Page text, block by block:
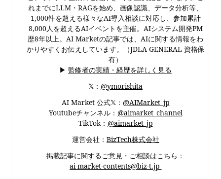
れまでにLLM・RAGを始め、画像認識、データ分析等、
1,000件を超える様々なAI導入相談に対応し、参加累計
8,000人を超えるAIイベントを主催。AIシステム開発PM
歴8年以上。AI Marketの記事では、AIに関する情報をわ
かりやすくお伝えしています。（JDLA GENERAL 資格保
有）
▶ 監修者の実績・経歴を詳しく見る
𝕏： @ymorishita
AI Market 公式𝕏： @AIMarket_jp
Youtubeチャンネル： @aimarket_channel
TikTok： @aimarket_jp
運営会社： BizTech株式会社
掲載記事に関するご意見・ご相談はこちら：
ai-market-contents@biz-t.jp